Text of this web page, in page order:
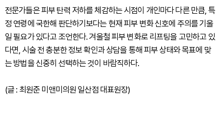
전문가들은 피부 탄력 저하를 체감하는 시점이 개인마다 다른 만큼, 특
정 연령에 국한해 판단하기보다는 현재 피부 변화 신호에 주의를 기울
일 필요가 있다고 조언한다. 겨울철 피부 변화로 리프팅을 고민하고 있
다면, 시술 전 충분한 정보 확인과 상담을 통해 피부 상태와 목표에 맞
는 방법을 신중히 선택하는 것이 바람직하다.
(글 : 최원준 미앤미의원 일산점 대표원장)